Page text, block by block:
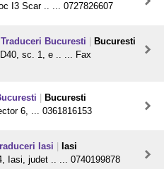
I3 Scar .. ... 0727826607
Bucuresti
Bucuresti
sc. 1, e .. ... Fax
Bucuresti
6, ... 0361816153
Iasi
Iasi
Iasi, judet .. ... 0740199878